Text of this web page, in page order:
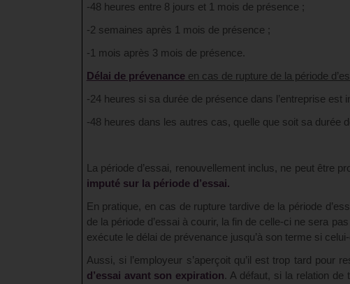
-48 heures entre 8 jours et 1 mois de présence ;
-2 semaines après 1 mois de présence ;
-1 mois après 3 mois de présence.
Délai de prévenanceen cas de rupture de la période
-24 heures si sa durée de présence dans l’entreprise est
-48 heures dans les autres cas, quelle que soit sa durée
La période d’essai, renouvellement inclus, ne peut être
imputé sur la période d’essai.
En pratique, en cas de rupture tardive de la période
de la période d’essai à courir, la fin de celle-ci ne sera
exécute le délai de prévenance jusqu’à son terme si
Aussi, si l’employeur s’aperçoit qu’il est trop tard pour
d’essai avant son expiration. A défaut, si la relation de